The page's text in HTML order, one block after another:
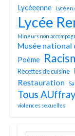
Lycéeenne
Lycée
Mineurs non
Musée
Poème
Recettes de cuisine
Restauration
Tous
violences sexuelles